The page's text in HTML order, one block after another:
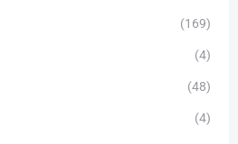
(169)
(4)
(48)
(4)